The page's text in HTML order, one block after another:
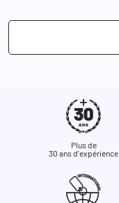
Plus de
30 ans d'expérience